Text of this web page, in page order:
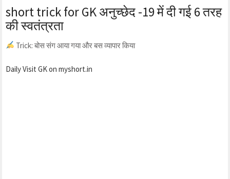
short trick for GK अनुच्छेद -19 में दी गई 6 तरह
की स्वतंत्रता
Trick: बोस संग आया गया और बस व्यापार किया
Daily Visit GK on myshort.in